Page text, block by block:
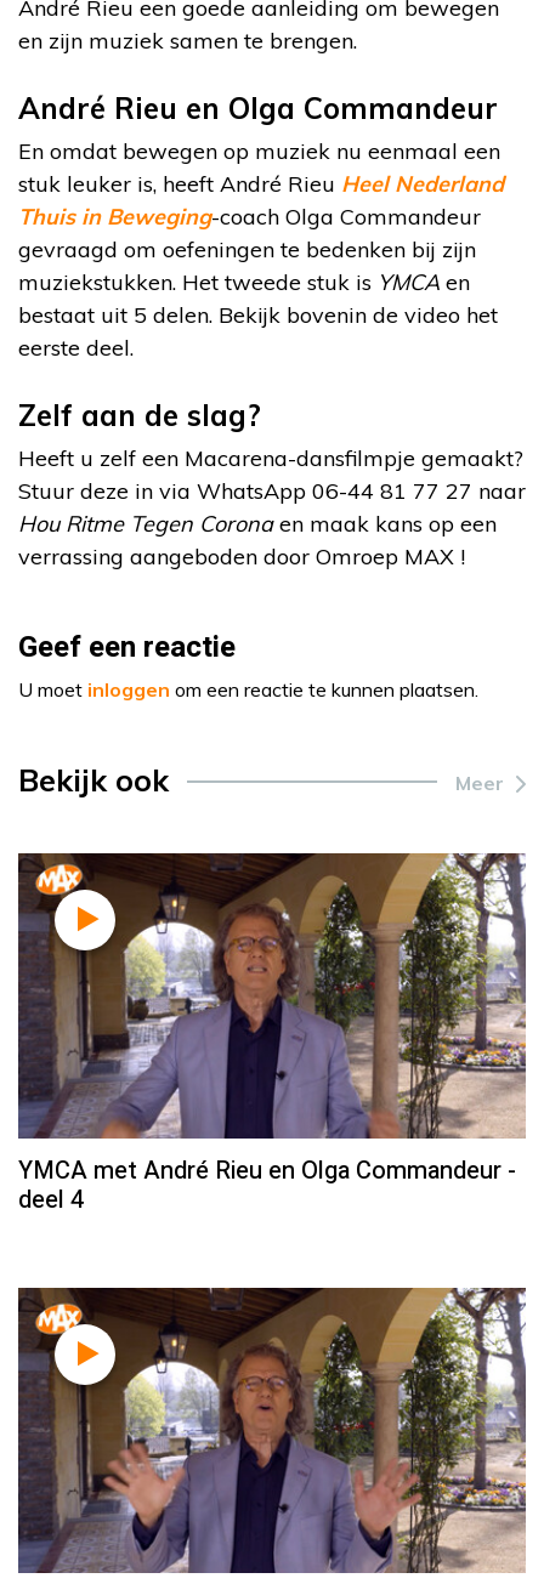
André Rieu een goede aanleiding om bewegen
en zijn muziek samen te brengen.
André Rieu en Olga Commandeur
En omdat bewegen op muziek nu eenmaal een
stuk leuker is, heeft André Rieu Heel Nederland
Thuis in Beweging-coach Olga Commandeur
gevraagd om oefeningen te bedenken bij zijn
muziekstukken. Het tweede stuk is YMCA en
bestaat uit 5 delen. Bekijk bovenin de video het
eerste deel.
Zelf aan de slag?
Heeft u zelf een Macarena-dansfilmpje gemaakt?
Stuur deze in via WhatsApp 06-44 81 77 27 naar
Hou Ritme Tegen Coronaen maak kans op een
verrassing aangeboden door Omroep MAX !
Geef een reactie
U moet inloggen om een reactie te kunnen plaatsen.
Bekijk ook Meer
YMCA met André Rieu en Olga Commandeur -
deel 4